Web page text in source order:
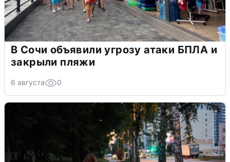
В Сочи объявили угрозу атаки БПЛА и
закрыли пляжи
6 августа 0